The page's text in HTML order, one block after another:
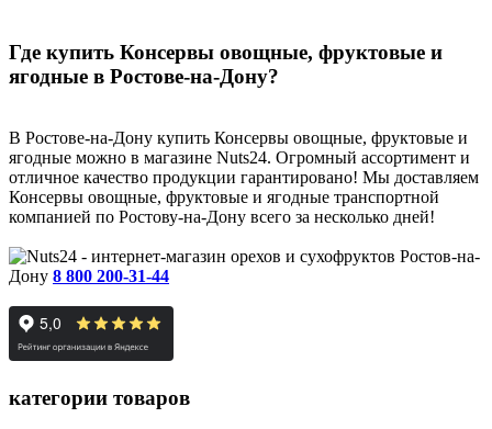
Где купить Консервы овощные, фруктовые и
ягодные в Ростове-на-Дону?
В Ростове-на-Дону купить Консервы овощные, фруктовые и
ягодные можно в магазине Nuts24. Огромный ассортимент и
отличное качество продукции гарантировано! Мы доставляем
Консервы овощные, фруктовые и ягодные транспортной
компанией по Ростову-на-Дону всего за несколько дней!
Ростов-на-
Дону 8 800 200-31-44
категории товаров